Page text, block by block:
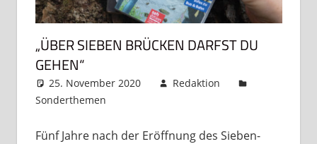
„ÜBER SIEBEN BRÜCKEN DARFST DU
GEHEN“
25. November 2020
Redaktion
Sonderthemen
Fünf Jahre nach der Eröffnung des Sieben-